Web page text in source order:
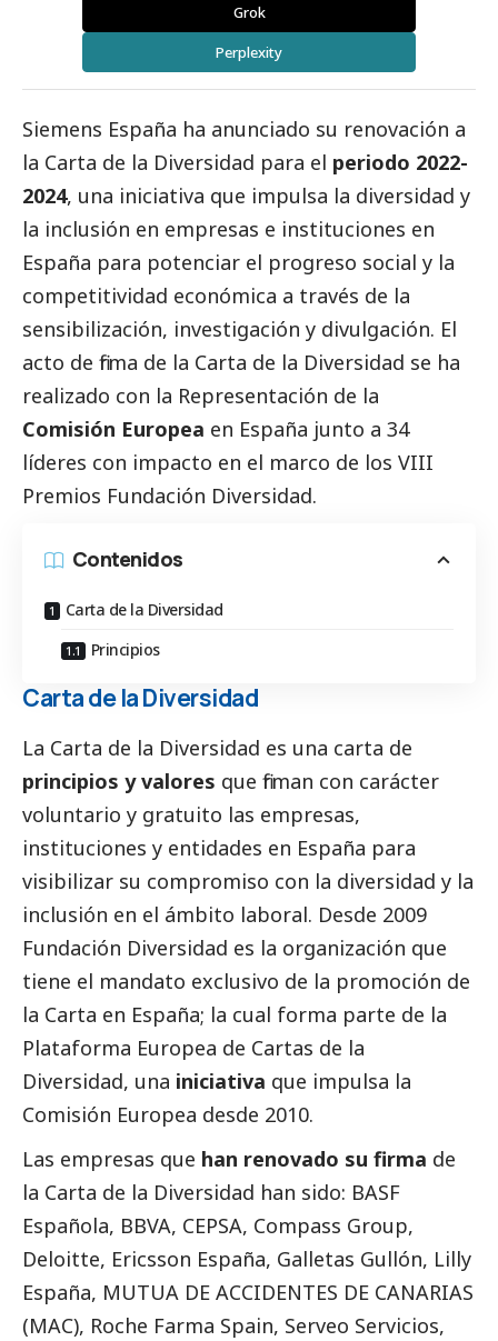
Grok
Perplexity
Siemens España ha anunciado su renovación a
la Carta de la Diversidad para el periodo 2022-
2024, una iniciativa que impulsa la diversidad y
la inclusión en empresas e instituciones en
España para potenciar el progreso social y la
competitividad económica a través de la
sensibilización, investigación y divulgación. El
acto de firma de la Carta de la Diversidad se ha
realizado con la Representación de la
Comisión Europea en España junto a 34
líderes con impacto en el marco de los VIII
Premios Fundación Diversidad.
Contenidos
Carta de la Diversidad
Principios
Carta de la Diversidad
La Carta de la Diversidad es una carta de
principios y valores que firman con carácter
voluntario y gratuito las empresas,
instituciones y entidades en España para
visibilizar su compromiso con la diversidad y la
inclusión en el ámbito laboral. Desde 2009
Fundación Diversidad es la organización que
tiene el mandato exclusivo de la promoción de
la Carta en España; la cual forma parte de la
Plataforma Europea de Cartas de la
Diversidad, una iniciativa que impulsa la
Comisión Europea desde 2010.
Las empresas que han renovado su firma de
la Carta de la Diversidad han sido: BASF
Española, BBVA, CEPSA, Compass Group,
Deloitte, Ericsson España, Galletas Gullón, Lilly
España, MUTUA DE ACCIDENTES DE CANARIAS
(MAC), Roche Farma Spain, Serveo Servicios,